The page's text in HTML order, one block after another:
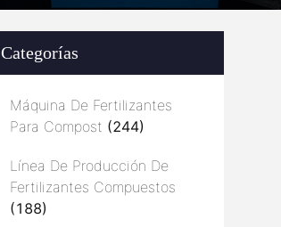
Categorías
Máquina De Fertilizantes
Para Compost (244)
Línea De Producción De
Fertilizantes Compuestos
(188)